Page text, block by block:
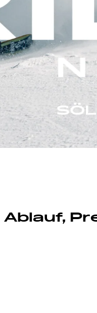
Ablauf,